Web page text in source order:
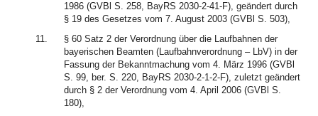
1986 (GVBl S. 258, BayRS 2030-2-41-F), geändert durch
§ 19 des Gesetzes vom 7. August 2003 (GVBl S. 503),
11.
§ 60 Satz 2 der Verordnung über die Laufbahnen der
bayerischen Beamten (Laufbahnverordnung – LbV) in der
Fassung der Bekanntmachung vom 4. März 1996 (GVBl
S. 99, ber. S. 220, BayRS 2030-2-1-2-F), zuletzt geändert
durch § 2 der Verordnung vom 4. April 2006 (GVBl S.
180),